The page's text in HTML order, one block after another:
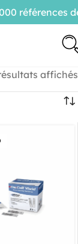
affichés
références